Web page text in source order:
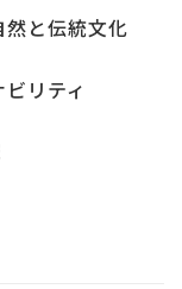
然と伝統文化
リティ